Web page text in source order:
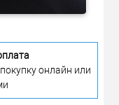
онлайн или